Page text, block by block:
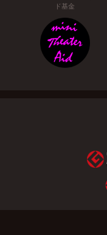
ド基金